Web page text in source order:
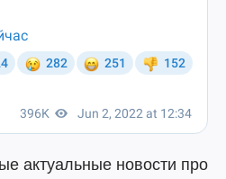
актуальные новости про